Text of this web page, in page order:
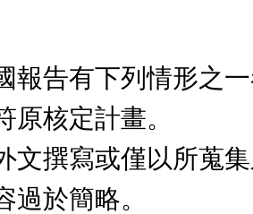
報告有下列情形之
核定計畫。
撰寫或僅以所蒐
於簡略。